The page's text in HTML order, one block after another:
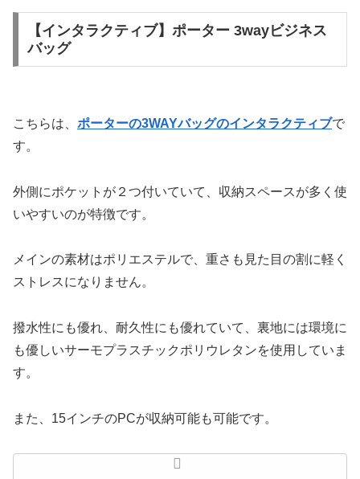
【インタラクティブ】ポーター 3wayビジネス
バッグ
こちらは、 ポーターの3WAYバッグのインタラクティブで
す。
外側にポケットが２つ付いていて、収納スペースが多く使
いやすいのが特徴です。
メインの素材はポリエステルで、重さも見た目の割に軽く
ストレスになりません。
撥水性にも優れ、耐久性にも優れていて、裏地には環境に
も優しいサーモプラスチックポリウレタンを使用していま
す。
また、15インチのPCが収納可能も可能です。